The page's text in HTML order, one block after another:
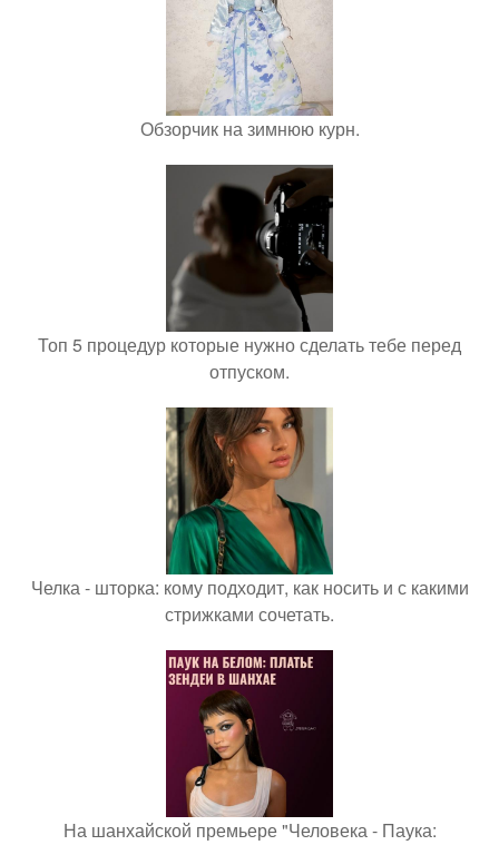
Обзорчик на зимнюю курн.
Топ 5 процедур которые нужно сделать тебе перед
отпуском.
Челка - шторка: кому подходит, как носить и с какими
стрижками сочетать.
На шанхайской премьере "Человека - Паука: